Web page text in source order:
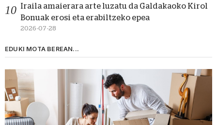
Iraila amaierara arte luzatu da Galdakaoko Kirol
Bonuak erosi eta erabiltzeko epea
2026-07-28
EDUKI MOTA BEREAN...